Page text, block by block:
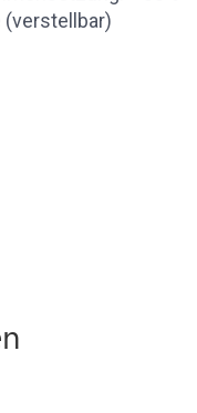
(verstellbar)